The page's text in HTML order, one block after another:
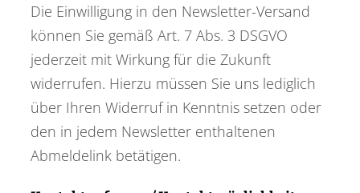
Die Einwilligung in den Newsletter-Versand
können Sie gemäß Art. 7 Abs. 3 DSGVO
jederzeit mit Wirkung für die Zukunft
widerrufen. Hierzu müssen Sie uns lediglich
über Ihren Widerruf in Kenntnis setzen oder
den in jedem Newsletter enthaltenen
Abmeldelink betätigen.